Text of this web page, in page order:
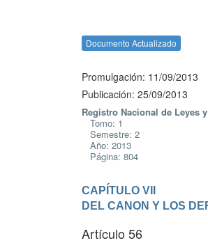
Documento Actualizado
Promulgación: 11/09/2013
Publicación: 25/09/2013
Registro Nacional de Leyes
Tomo: 1
Semestre: 2
Año: 2013
Página: 804
CAPÍTULO VII
DEL CANON Y LOS
Artículo 56